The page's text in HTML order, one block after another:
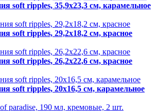
soft ripples, 35,9х23,3 см, карамельное
soft ripples, 29,2х18,2 см, красное
soft ripples, 26,2х22,6 см, красное
soft ripples, 20х16,5 см, карамельное